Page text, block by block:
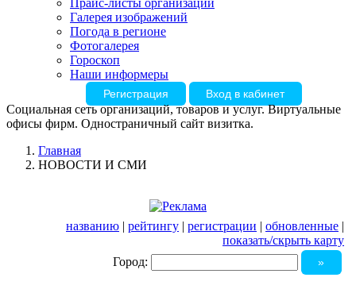
Галерея изображений
Погода в регионе
Фотогалерея
Гороскоп
Наши информеры
Регистрация Вход в кабинет
Социальная сеть организаций, товаров и услуг. Виртуальные
офисы фирм. Одностраничный сайт визитка.
Главная
НОВОСТИ И СМИ
названию | рейтингу | регистрации | обновленные |
показать/скрыть карту
Город: